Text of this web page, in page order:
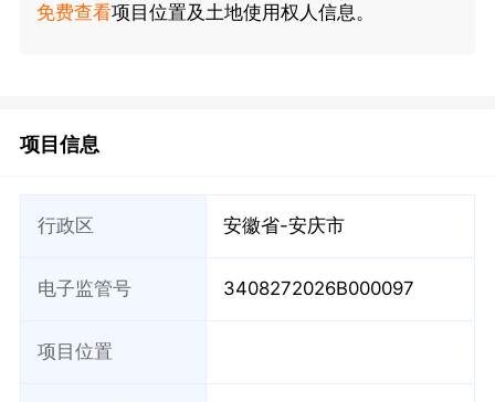
免费查看项目位置及土地使用权人信息。
项目信息
行政区 安徽省-安庆市
电子监管号 3408272026B000097
项目位置